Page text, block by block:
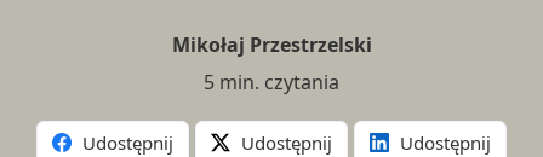
Mikołaj Przestrzelski
5 min. czytania
Udostępnij Udostępnij Udostępnij